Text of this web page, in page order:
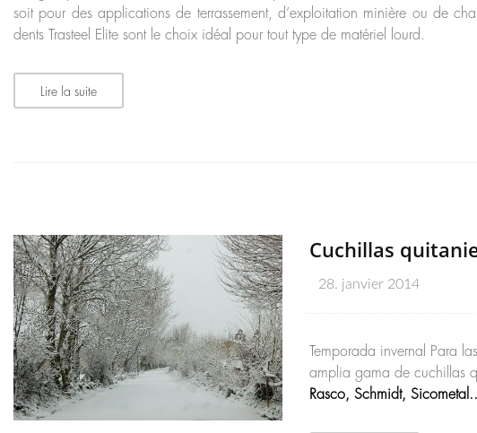
soit pour des applications de terrassement, d’exploitation minière ou de
dents Trasteel Elite sont le choix idéal pour tout type de matériel lourd.
Lire la suite
Cuchillas
28. janvier 2014
Temporada invernal Para
amplia gama de cuchillas
Rasco, Schmidt,